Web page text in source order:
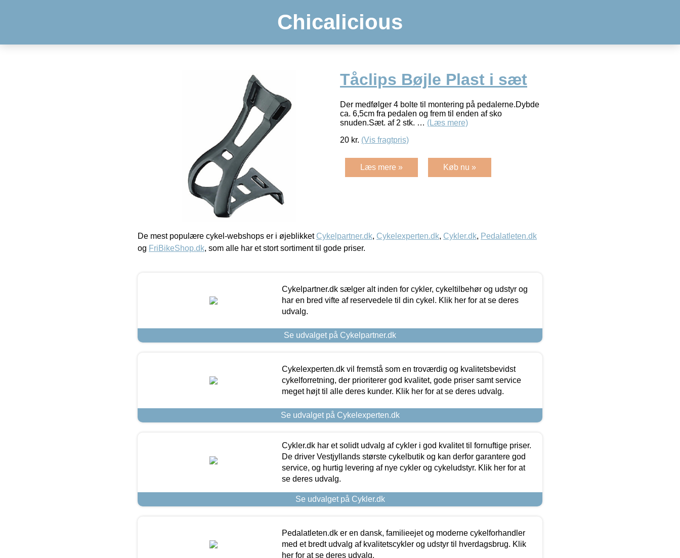
Chicalicious
Tåclips Bøjle Plast i sæt
Der medfølger 4 bolte til montering på pedalerne.Dybde
ca. 6,5cm fra pedalen og frem til enden af sko
snuden.Sæt. af 2 stk. … (Læs mere)
20 kr. (Vis fragtpris)
Læs mere » Køb nu »
De mest populære cykel-webshops er i øjeblikket Cykelpartner.dk, Cykelexperten.dk, Cykler.dk, Pedalatleten.dk
og FriBikeShop.dk, som alle har et stort sortiment til gode priser.
Cykelpartner.dk sælger alt inden for cykler, cykeltilbehør og udstyr og
har en bred vifte af reservedele til din cykel. Klik her for at se deres
udvalg.
Se udvalget på Cykelpartner.dk
Cykelexperten.dk vil fremstå som en troværdig og kvalitetsbevidst
cykelforretning, der prioriterer god kvalitet, gode priser samt service
meget højt til alle deres kunder. Klik her for at se deres udvalg.
Se udvalget på Cykelexperten.dk
Cykler.dk har et solidt udvalg af cykler i god kvalitet til fornuftige priser.
De driver Vestjyllands største cykelbutik og kan derfor garantere god
service, og hurtig levering af nye cykler og cykeludstyr. Klik her for at
se deres udvalg.
Se udvalget på Cykler.dk
Pedalatleten.dk er en dansk, familieejet og moderne cykelforhandler
med et bredt udvalg af kvalitetscykler og udstyr til hverdagsbrug. Klik
her for at se deres udvalg.